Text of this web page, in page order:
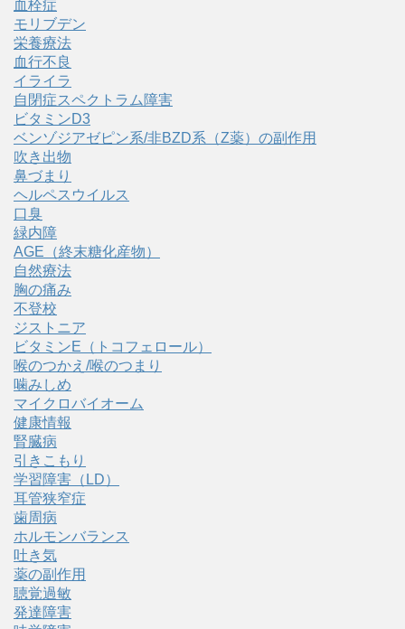
血栓症
モリブデン
栄養療法
血行不良
イライラ
自閉症スペクトラム障害
ビタミンD3
ベンゾジアゼピン系/非BZD系（Z薬）の副作用
吹き出物
鼻づまり
ヘルペスウイルス
口臭
緑内障
AGE（終末糖化産物）
自然療法
胸の痛み
不登校
ジストニア
ビタミンE（トコフェロール）
喉のつかえ/喉のつまり
噛みしめ
マイクロバイオーム
健康情報
腎臓病
引きこもり
学習障害（LD）
耳管狭窄症
歯周病
ホルモンバランス
吐き気
薬の副作用
聴覚過敏
発達障害